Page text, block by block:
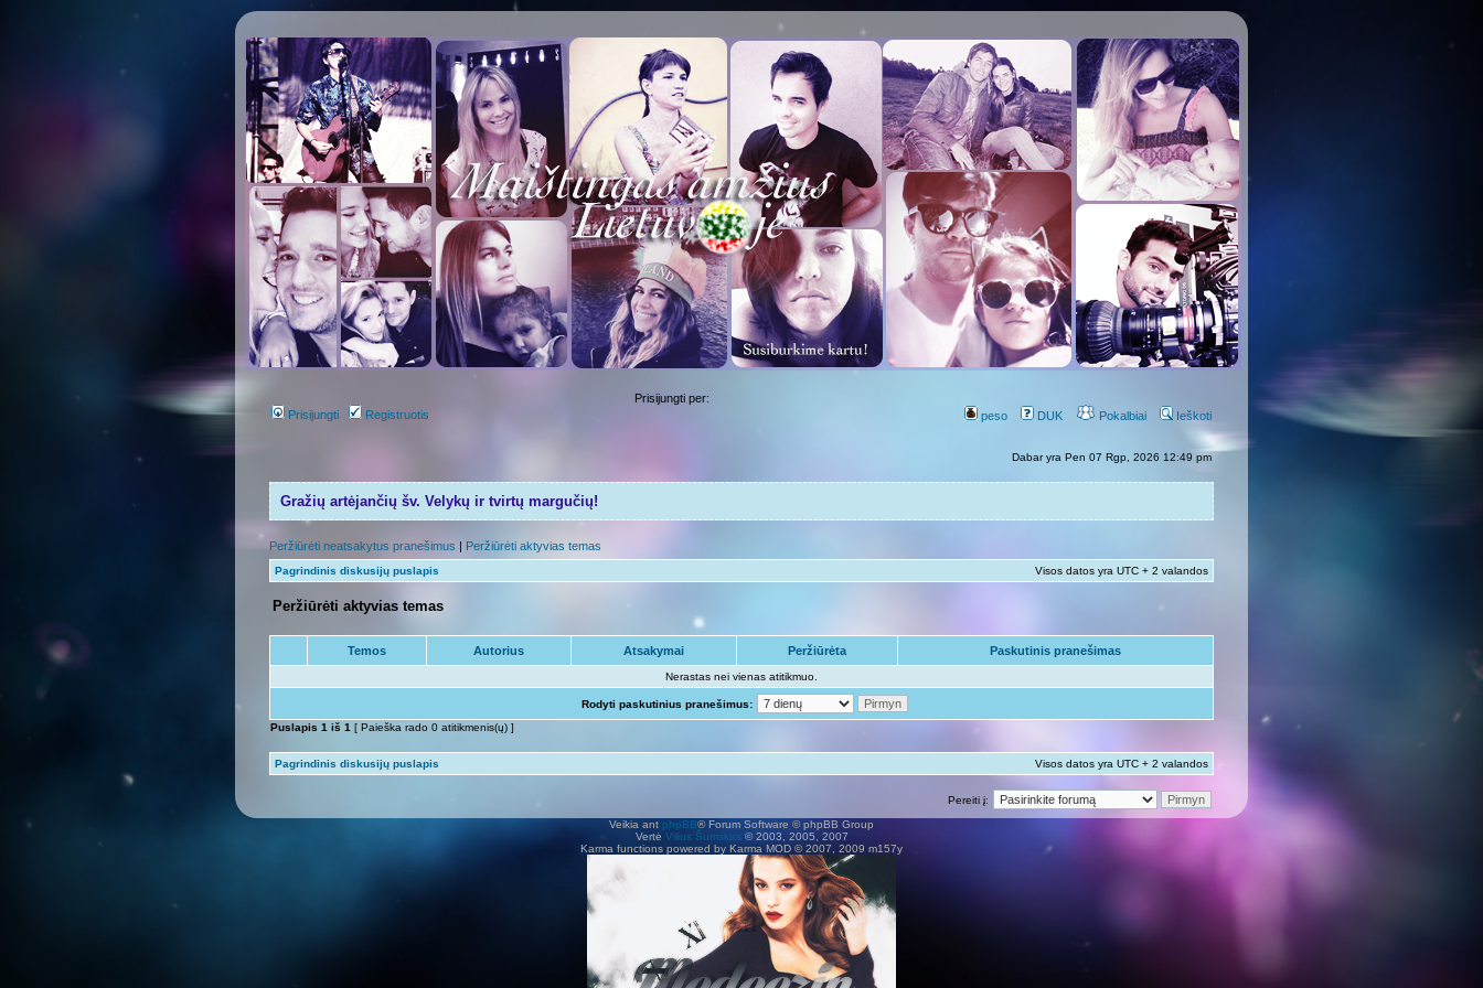
Prisijungti Registruotis
Prisijungti per:
peso
DUK Pokalbiai Ieškoti
Dabar yra Pen 07 Rgp, 2026 12:49 pm
Gražių artėjančių šv. Velykų ir tvirtų margučių!
Peržiūrėti neatsakytus pranešimus | Peržiūrėti aktyvias temas
Pagrindinis diskusijų puslapis Visos datos yra UTC + 2 valandos
Peržiūrėti aktyvias temas
Temos Autorius Atsakymai Peržiūrėta Paskutinis pranešimas
Nerastas nei vienas atitikmuo.
Rodyti paskutinius pranešimus:
Puslapis 1 iš 1 [ Paieška rado 0 atitikmenis(ų) ]
Pagrindinis diskusijų puslapis Visos datos yra UTC + 2 valandos
Pereiti į:
Veikia ant phpBB® Forum Software © phpBB Group
Vertė Vilius Šumskas © 2003, 2005, 2007
Karma functions powered by Karma MOD © 2007, 2009 m157y